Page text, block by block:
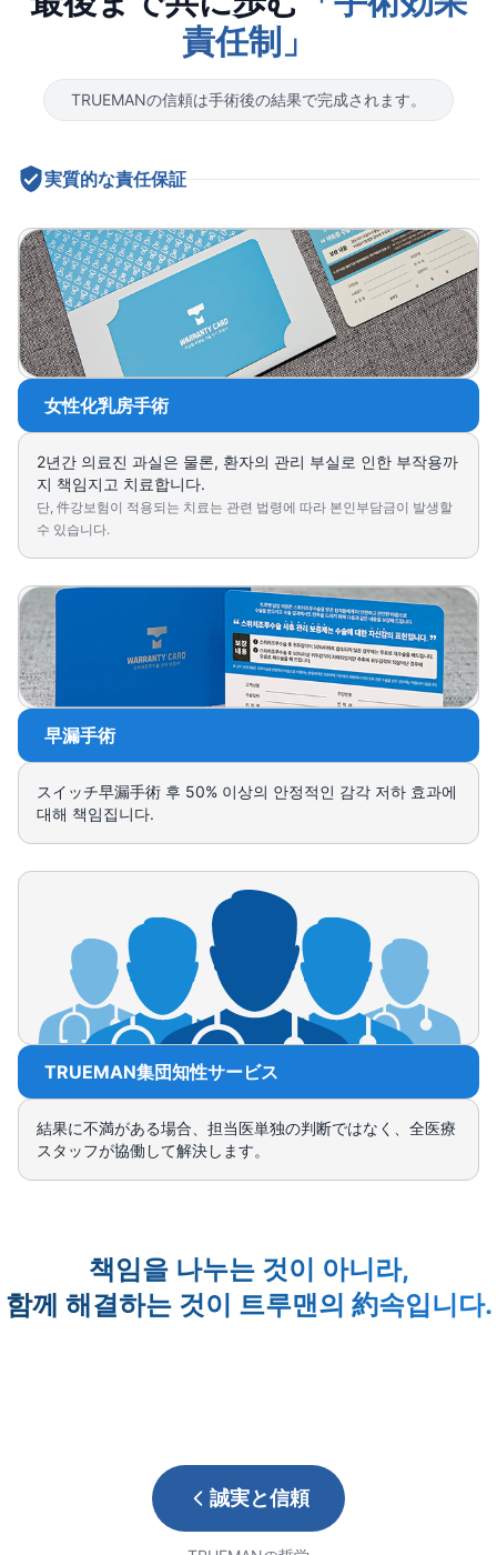
責任制」
TRUEMANの信頼は手術後の結果で完成されます。
実質的な責任保証
女性化乳房手術
2년간 의료진 과실은 물론, 환자의 관리 부실로 인한 부작용까
지 책임지고 치료합니다.
단, 件강보험이 적용되는 치료는 관련 법령에 따라 본인부담금이 발생할
수 있습니다.
早漏手術
スイッチ早漏手術 후 50% 이상의 안정적인 감각 저하 효과에
대해 책임집니다.
TRUEMAN集団知性サービス
結果に不満がある場合、担当医単独の判断ではなく、全医療
スタッフが協働して解決します。
책임을 나누는 것이 아니라,
함께 해결하는 것이 트루맨의 約속입니다.
誠実と信頼